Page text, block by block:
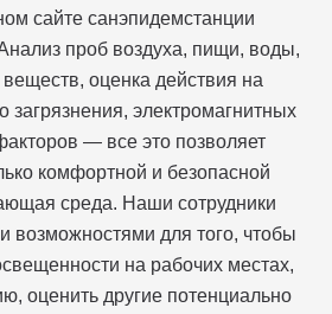
сайте санэпидемстанции
проб воздуха, пищи, воды,
веществ, оценка действия на
загрязнения, электромагнитных
— все это позволяет
комфортной и безопасной
среда. Наши сотрудники
возможностями для того, чтобы
на рабочих местах,
оценить другие потенциально